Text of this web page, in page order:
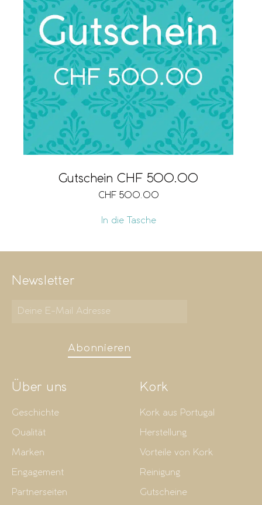
Gutschein CHF 500.00
CHF 500.00
In die Tasche
Newsletter
Abonnieren
Über uns
Geschichte
Qualität
Marken
Engagement
Partnerseiten
Kork
Kork aus Portugal
Herstellung
Vorteile von Kork
Reinigung
Gutscheine